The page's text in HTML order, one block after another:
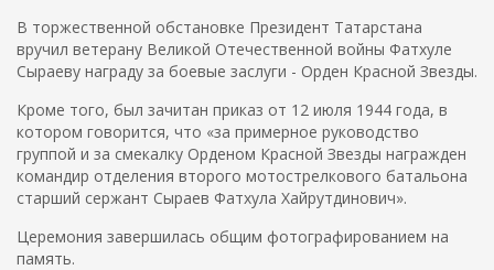
В торжественной обстановке Президент Татарстана
вручил ветерану Великой Отечественной войны Фатхуле
Сыраеву награду за боевые заслуги - Орден Красной Звезды.
Кроме того, был зачитан приказ от 12 июля 1944 года, в
котором говорится, что «за примерное руководство
группой и за смекалку Орденом Красной Звезды награжден
командир отделения второго мотострелкового батальона
старший сержант Сыраев Фатхула Хайрутдинович».
Церемония завершилась общим фотографированием на
память.